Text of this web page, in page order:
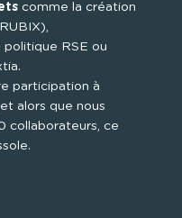
comme la création
politique RSE ou
participation à
alors que nous
collaborateurs, ce